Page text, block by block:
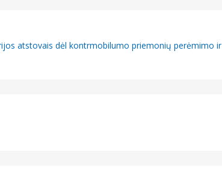
atstovais dėl kontrmobilumo priemonių perėmimo ir